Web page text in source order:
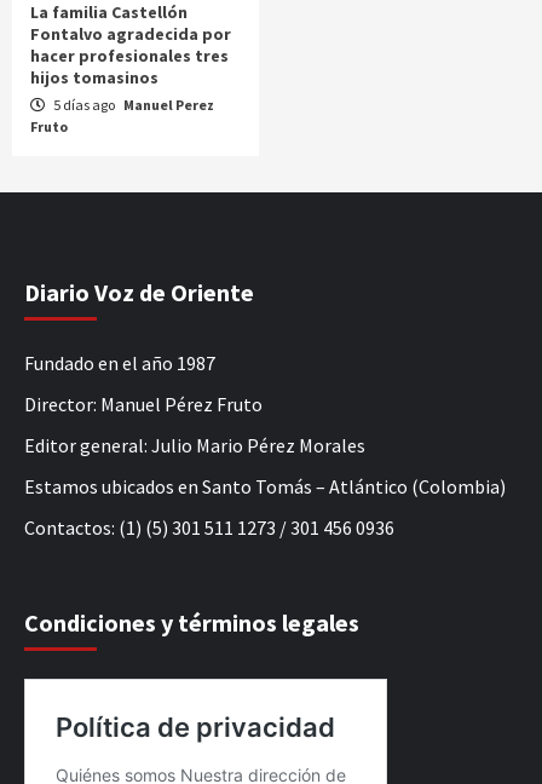
La familia Castellón
Fontalvo agradecida por
hacer profesionales tres
hijos tomasinos
5 días ago Manuel Perez
Fruto
Diario Voz de Oriente
Fundado en el año 1987
Director: Manuel Pérez Fruto
Editor general: Julio Mario Pérez Morales
Estamos ubicados en Santo Tomás – Atlántico (Colombia)
Contactos: (1) (5) 301 511 1273 / 301 456 0936
Condiciones y términos legales